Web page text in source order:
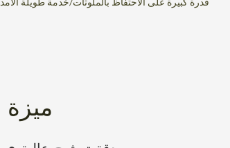
قدرة كبيرة على الاحتفاظ بالملوثات/خدمة طويلة الأمد
ميزة